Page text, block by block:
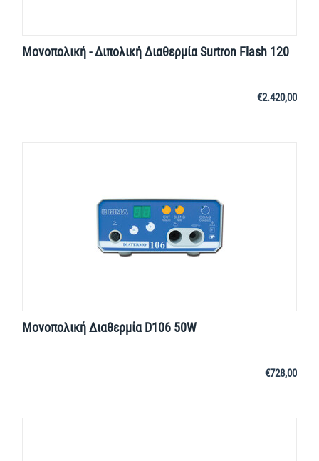
Μονοπολική - Διπολική Διαθερμία Surtron Flash 120
€2.420,00
Μονοπολική Διαθερμία D106 50W
€728,00